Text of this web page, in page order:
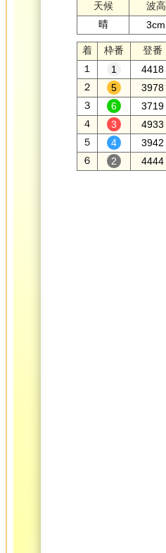
天候
波高
晴
3cm
着 枠番
登番
１
4418
２
3978
３
3719
４
4933
５
3942
６
4444